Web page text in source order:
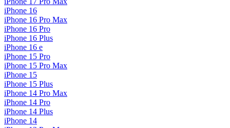
iPhone 16
iPhone 16 Pro Max
iPhone 16 Pro
iPhone 16 Plus
iPhone 16 e
iPhone 15 Pro
iPhone 15 Pro Max
iPhone 15
iPhone 15 Plus
iPhone 14 Pro Max
iPhone 14 Pro
iPhone 14 Plus
iPhone 14